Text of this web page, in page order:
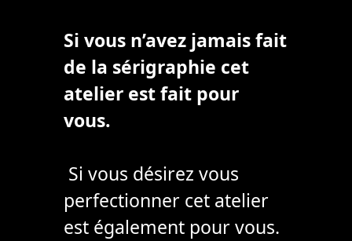
Si vous n’avez jamais fait
de la sérigraphie cet
atelier est fait pour
vous.
Si vous désirez vous
perfectionner cet atelier
est également pour vous.